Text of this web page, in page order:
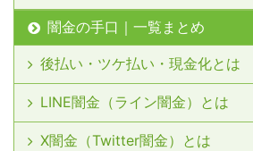
闇金の手口｜一覧まとめ
後払い・ツケ払い・現金化とは
LINE闇金（ライン闇金）とは
X闇金（Twitter闇金）とは